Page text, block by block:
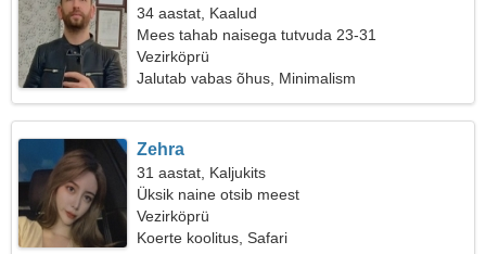
34 aastat, Kaalud
Mees tahab naisega tutvuda 23-31
Vezirköprü
Jalutab vabas õhus, Minimalism
Zehra
31 aastat, Kaljukits
Üksik naine otsib meest
Vezirköprü
Koerte koolitus, Safari